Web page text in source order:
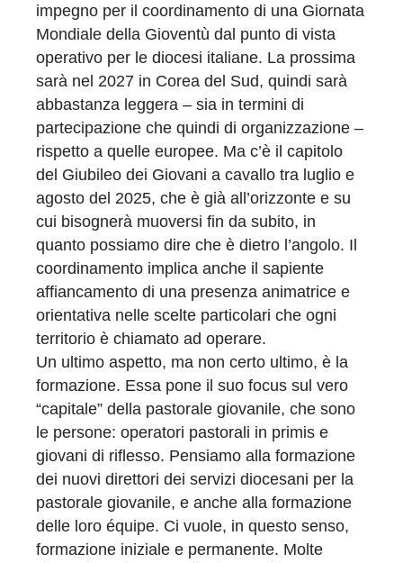
impegno per il coordinamento di una Giornata
Mondiale della Gioventù dal punto di vista
operativo per le diocesi italiane. La prossima
sarà nel 2027 in Corea del Sud, quindi sarà
abbastanza leggera – sia in termini di
partecipazione che quindi di organizzazione –
rispetto a quelle europee. Ma c’è il capitolo
del Giubileo dei Giovani a cavallo tra luglio e
agosto del 2025, che è già all’orizzonte e su
cui bisognerà muoversi fin da subito, in
quanto possiamo dire che è dietro l’angolo. Il
coordinamento implica anche il sapiente
affiancamento di una presenza animatrice e
orientativa nelle scelte particolari che ogni
territorio è chiamato ad operare.
Un ultimo aspetto, ma non certo ultimo, è la
formazione. Essa pone il suo focus sul vero
“capitale” della pastorale giovanile, che sono
le persone: operatori pastorali in primis e
giovani di riflesso. Pensiamo alla formazione
dei nuovi direttori dei servizi diocesani per la
pastorale giovanile, e anche alla formazione
delle loro équipe. Ci vuole, in questo senso,
formazione iniziale e permanente. Molte